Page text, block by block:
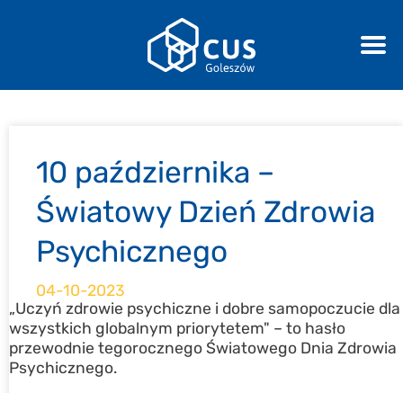
10 października –
Światowy Dzień Zdrowia
Psychicznego
04-10-2023
„Uczyń zdrowie psychiczne i dobre samopoczucie dla
wszystkich globalnym priorytetem" – to hasło
przewodnie tegorocznego Światowego Dnia Zdrowia
Psychicznego.